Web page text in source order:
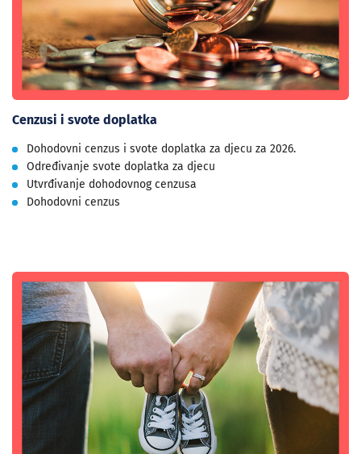
Cenzusi i svote doplatka
Dohodovni cenzus i svote doplatka za djecu za 2026.
Određivanje svote doplatka za djecu
Utvrđivanje dohodovnog cenzusa
Dohodovni cenzus